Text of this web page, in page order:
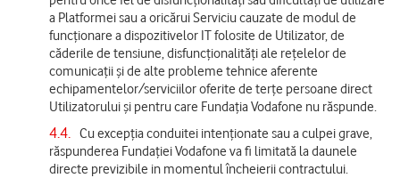
a Platformei sau a oricărui Serviciu cauzate de modul de
funcționare a dispozitivelor IT folosite de Utilizator, de
căderile de tensiune, disfuncționalități ale rețelelor de
comunicații și de alte probleme tehnice aferente
echipamentelor/serviciilor oferite de terțe persoane direct
Utilizatorului și pentru care Fundația Vodafone nu răspunde.
4.4.
Cu excepția conduitei intenționate sau a culpei grave,
răspunderea Fundației Vodafone va fi limitată la daunele
directe previzibile in momentul încheierii contractului.